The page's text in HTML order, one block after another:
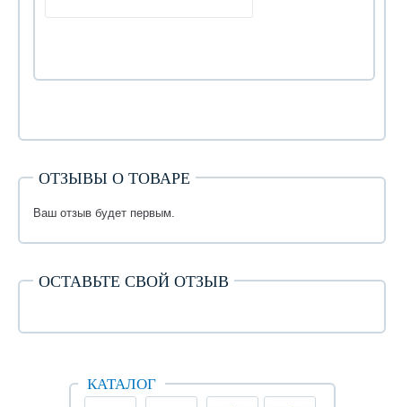
ОТЗЫВЫ О ТОВАРЕ
Ваш отзыв будет первым.
ОСТАВЬТЕ СВОЙ ОТЗЫВ
КАТАЛОГ